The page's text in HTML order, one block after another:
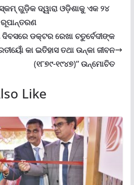
ଗୁଡ଼ିକ ଦ୍ୱାରା ଓଡ଼ିଶାକୁ ଏକ ୨୪
ଦିବସରେ ଡକ୍ଟର ରେଖା ଚତୁର୍ବେଦୀଙ୍କ
କା ଇତିହାସ ତଥା ଉନ୍‌କା ଜୀବନ
(୧୮୭୯-୧୯୪୭)” ଉନ୍ମୋଚିତ
Like